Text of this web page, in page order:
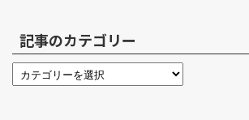
記事のカテゴリー